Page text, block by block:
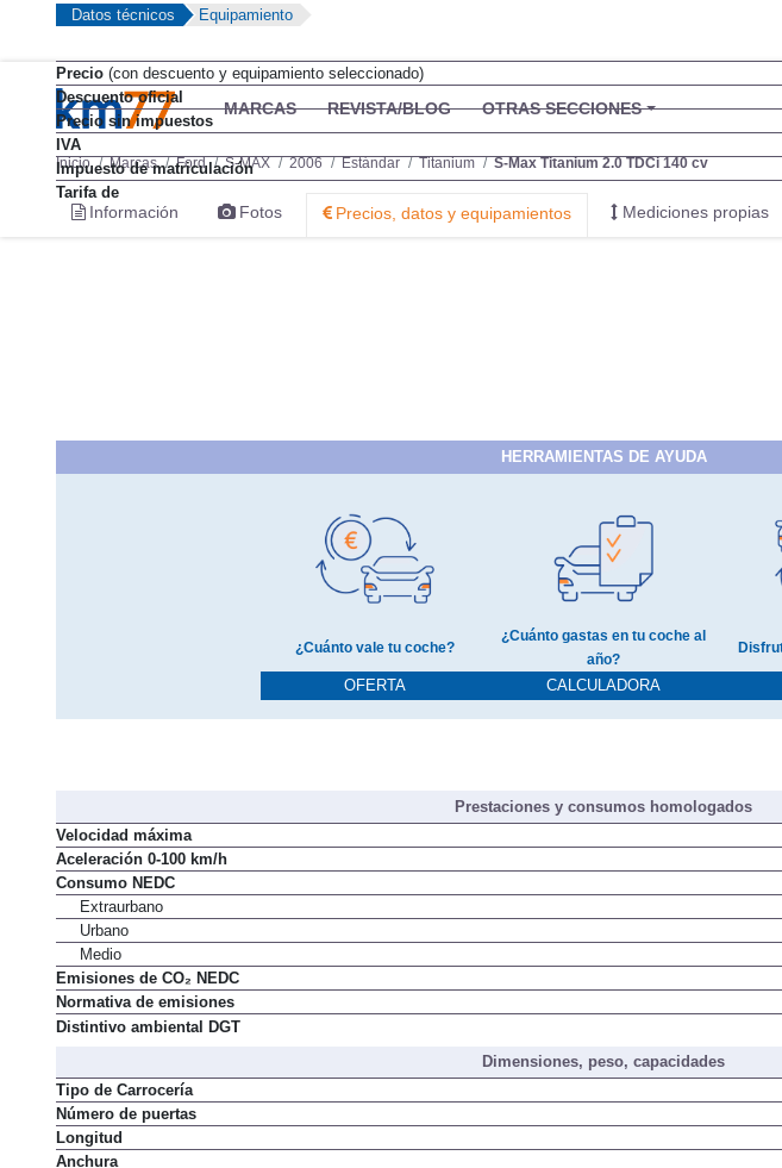
Precio(con descuento y equipamiento seleccionado)
Descuento oficial
Precio sin impuestos
IVA
Impuesto de matriculación
Tarifa de
HERRAMIENTAS DE AYUDA
OFERTA
¿Cuánto gastas en tu coche al
año?
CALCULADORA
Prestaciones y consumos homologados
Velocidad máxima
Aceleración 0-100 km/h
Consumo NEDC
Extraurbano
Urbano
Medio
Emisiones de CO₂ NEDC
Normativa de emisiones
Dimensiones, peso, capacidades
Tipo de Carrocería
Número de puertas
Longitud